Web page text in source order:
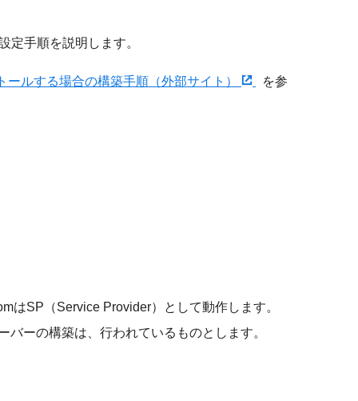
定手順を説明します。
ールする場合の構築手順（外部サイト）
を参
はSP（Service Provider）として動作します。
ーの構築は、行われているものとします。